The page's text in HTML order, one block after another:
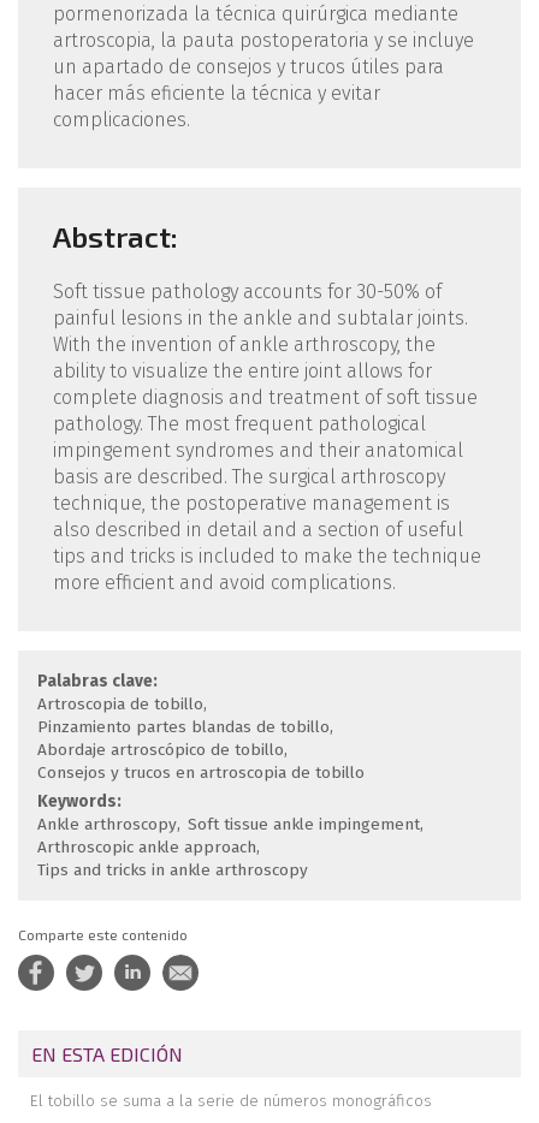
pormenorizada la técnica quirúrgica mediante
artroscopia, la pauta postoperatoria y se incluye
un apartado de consejos y trucos útiles para
hacer más eficiente la técnica y evitar
complicaciones.
Abstract:
Soft tissue pathology accounts for 30-50% of
painful lesions in the ankle and subtalar joints.
With the invention of ankle arthroscopy, the
ability to visualize the entire joint allows for
complete diagnosis and treatment of soft tissue
pathology. The most frequent pathological
impingement syndromes and their anatomical
basis are described. The surgical arthroscopy
technique, the postoperative management is
also described in detail and a section of useful
tips and tricks is included to make the technique
more efficient and avoid complications.
Palabras clave:
Artroscopia de tobillo
Pinzamiento partes blandas de tobillo
Abordaje artroscópico de tobillo
Consejos y trucos en artroscopia de tobillo
Keywords:
Ankle arthroscopy Soft tissue ankle impingement
Arthroscopic ankle approach
Tips and tricks in ankle arthroscopy
Comparte este contenido
EN ESTA EDICIÓN
El tobillo se suma a la serie de números monográficos